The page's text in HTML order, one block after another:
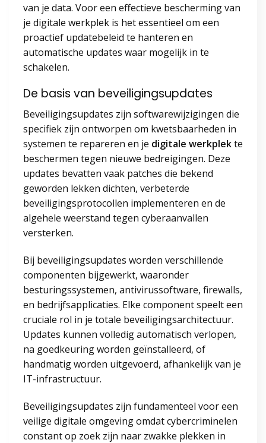
van je data. Voor een effectieve bescherming van
je digitale werkplek is het essentieel om een
proactief updatebeleid te hanteren en
automatische updates waar mogelijk in te
schakelen.
De basis van beveiligingsupdates
Beveiligingsupdates zijn softwarewijzigingen die
specifiek zijn ontworpen om kwetsbaarheden in
systemen te repareren en je digitale werkplekte
beschermen tegen nieuwe bedreigingen. Deze
updates bevatten vaak patches die bekend
geworden lekken dichten, verbeterde
beveiligingsprotocollen implementeren en de
algehele weerstand tegen cyberaanvallen
versterken.
Bij beveiligingsupdates worden verschillende
componenten bijgewerkt, waaronder
besturingssystemen, antivirussoftware, firewalls,
en bedrijfsapplicaties. Elke component speelt een
cruciale rol in je totale beveiligingsarchitectuur.
Updates kunnen volledig automatisch verlopen,
na goedkeuring worden geïnstalleerd, of
handmatig worden uitgevoerd, afhankelijk van je
IT-infrastructuur.
Beveiligingsupdates zijn fundamenteel voor een
veilige digitale omgeving omdat cybercriminelen
constant op zoek zijn naar zwakke plekken in